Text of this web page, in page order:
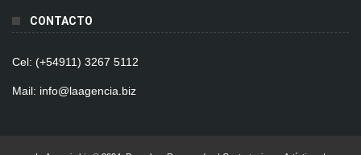
CONTACTO
Cel: (+54911) 3267 5112
Mail: info@laagencia.biz